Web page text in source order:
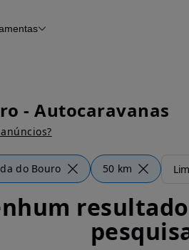
- Autocaravanas
do Bouro 50 km